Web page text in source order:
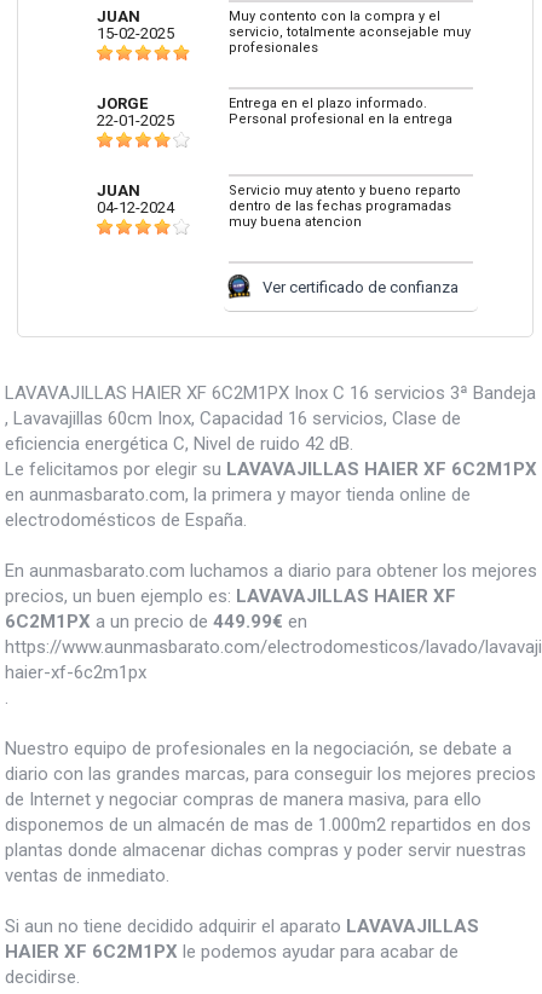
JUAN
15-02-2025
Muy contento con la compra y el
servicio, totalmente aconsejable muy
profesionales
JORGE
22-01-2025
Entrega en el plazo informado.
Personal profesional en la entrega
JUAN
04-12-2024
Servicio muy atento y bueno reparto
dentro de las fechas programadas
muy buena atencion
Ver certificado de confianza
LAVAVAJILLAS HAIER XF 6C2M1PX Inox C 16 servicios 3ª Bandeja
, Lavavajillas 60cm Inox, Capacidad 16 servicios, Clase de
eficiencia energética C, Nivel de ruido 42 dB.
Le felicitamos por elegir su LAVAVAJILLAS HAIER XF 6C2M1PX
en aunmasbarato.com, la primera y mayor tienda online de
electrodomésticos de España.
En aunmasbarato.com luchamos a diario para obtener los mejores
precios, un buen ejemplo es: LAVAVAJILLAS HAIER XF
6C2M1PX a un precio de 449.99€ en
https://www.aunmasbarato.com/electrodomesticos/lavado/
haier-xf-6c2m1px
.
Nuestro equipo de profesionales en la negociación, se debate a
diario con las grandes marcas, para conseguir los mejores precios
de Internet y negociar compras de manera masiva, para ello
disponemos de un almacén de mas de 1.000m2 repartidos en dos
plantas donde almacenar dichas compras y poder servir nuestras
ventas de inmediato.
Si aun no tiene decidido adquirir el aparato LAVAVAJILLAS
HAIER XF 6C2M1PX le podemos ayudar para acabar de
decidirse.